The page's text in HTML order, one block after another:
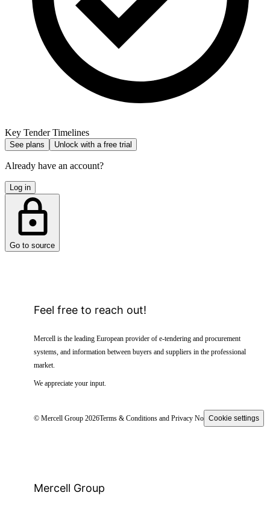
Key Tender Timelines
See plans Unlock with a free trial
Already have an account?
Log in
Go to source
Feel free to reach out!
Mercell is the leading European provider of e-tendering and procurement
systems, and information between buyers and suppliers in the professional
market.
We appreciate your input.
© Mercell Group 2026Terms & Conditions and Privacy NoticeCookie settings
Mercell Group